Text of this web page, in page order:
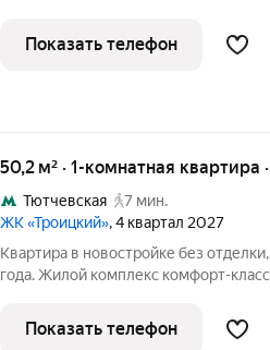
уже работает: поликлиники,
гипермаркет,
Показать телефон
50,2 м² · 1-комнатная квартира
Тютчевская
7 мин.
ЖК «Троицкий», 4 квартал 2027
Квартира в новостройке без
года. Жилой комплекс комфорт-
уже работает: поликлиники,
гипермаркет,
Показать телефон